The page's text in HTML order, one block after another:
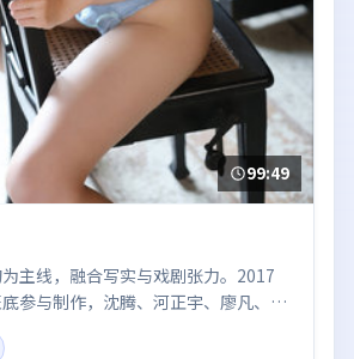
99:49
主线，融合写实与戏剧张力。2017
参与制作，沈腾、河正宇、廖凡、肖
表演，影像风格统一，配乐与剪辑强